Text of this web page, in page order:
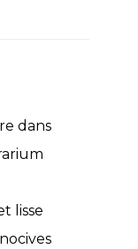
dans
lisse